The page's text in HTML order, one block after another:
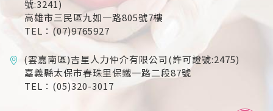
號:3241)
高雄市三民區九如一路805號7樓
TEL：(07)9765927
(雲嘉南區)吉星人力仲介有限公司(許可證號:2475)
嘉義縣太保市春珠里保鐵一路二段87號
TEL：(05)320-3017